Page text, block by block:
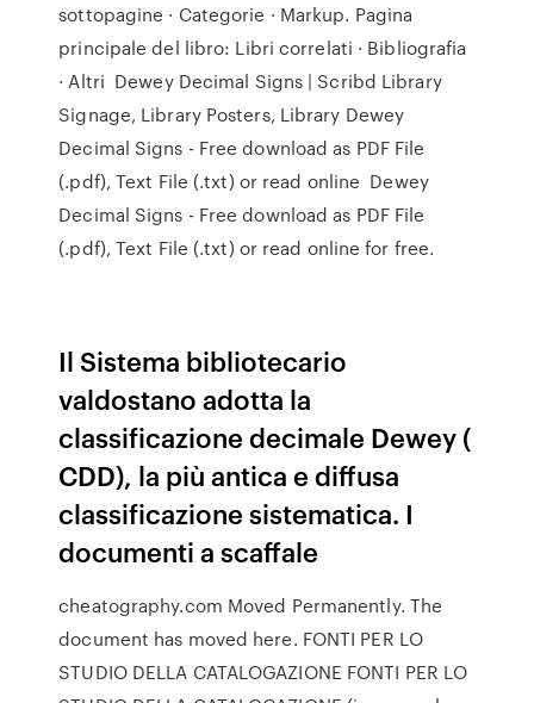
sottopagine · Categorie · Markup. Pagina
principale del libro: Libri correlati · Bibliografia
· Altri Dewey Decimal Signs | Scribd Library
Signage, Library Posters, Library Dewey
Decimal Signs - Free download as PDF File
(.pdf), Text File (.txt) or read online Dewey
Decimal Signs - Free download as PDF File
(.pdf), Text File (.txt) or read online for free.
Il Sistema bibliotecario
valdostano adotta la
classificazione decimale Dewey (
CDD), la più antica e diffusa
classificazione sistematica. I
documenti a scaffale
cheatography.com Moved Permanently. The
document has moved here. FONTI PER LO
STUDIO DELLA CATALOGAZIONE FONTI PER LO